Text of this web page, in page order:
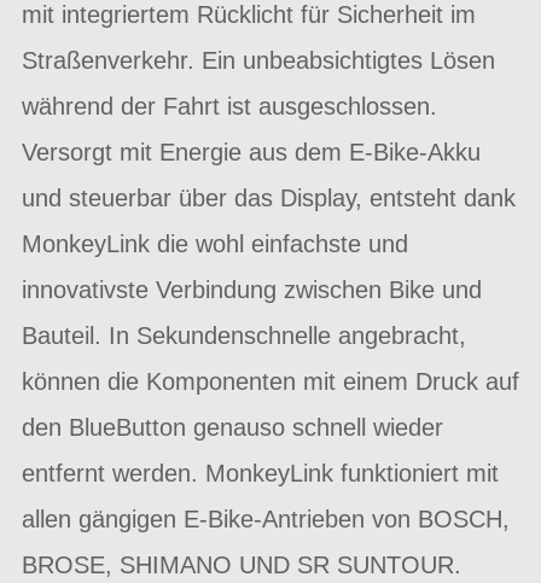
mit integriertem Rücklicht für Sicherheit im
Straßenverkehr. Ein unbeabsichtigtes Lösen
während der Fahrt ist ausgeschlossen.
Versorgt mit Energie aus dem E-Bike-Akku
und steuerbar über das Display, entsteht dank
MonkeyLink die wohl einfachste und
innovativste Verbindung zwischen Bike und
Bauteil. In Sekundenschnelle angebracht,
können die Komponenten mit einem Druck auf
den BlueButton genauso schnell wieder
entfernt werden. MonkeyLink funktioniert mit
allen gängigen E-Bike-Antrieben von BOSCH,
BROSE, SHIMANO UND SR SUNTOUR.